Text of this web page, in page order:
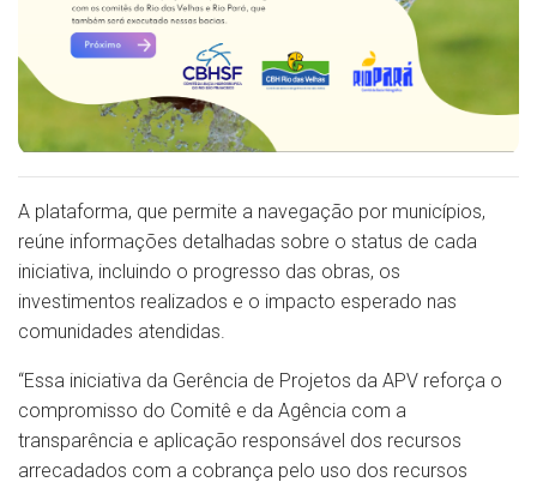
A plataforma, que permite a navegação por municípios,
reúne informações detalhadas sobre o status de cada
iniciativa, incluindo o progresso das obras, os
investimentos realizados e o impacto esperado nas
comunidades atendidas.
“Essa iniciativa da Gerência de Projetos da APV reforça o
compromisso do Comitê e da Agência com a
transparência e aplicação responsável dos recursos
arrecadados com a cobrança pelo uso dos recursos